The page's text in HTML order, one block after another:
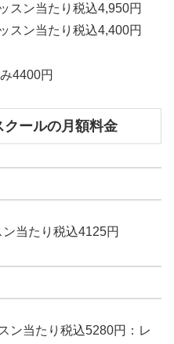
スン当たり税込4,950円
スン当たり税込4,400円
4400円
ールの月額料金
当たり税込4125円
ン当たり税込5280円：レ